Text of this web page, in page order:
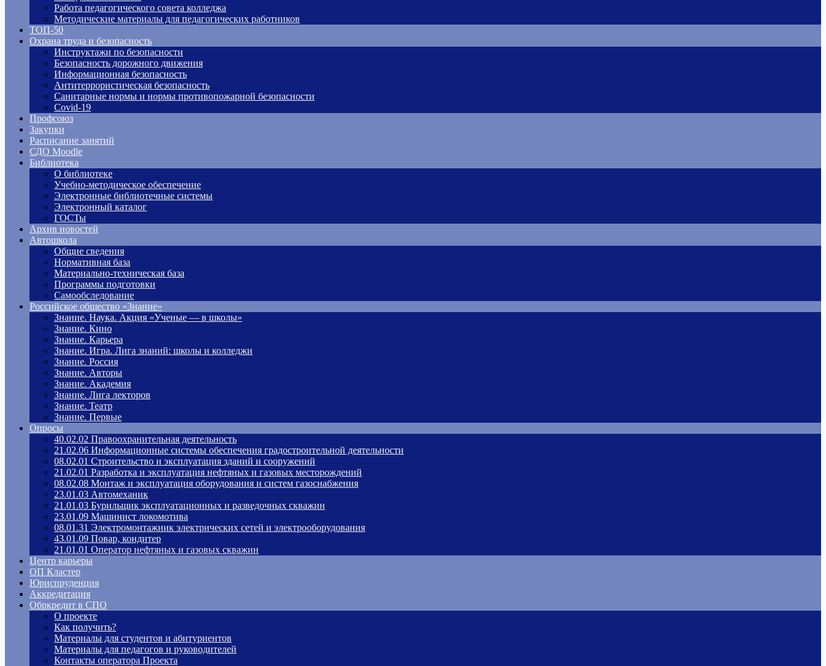
Работа педагогического совета колледжа
Методические материалы для педагогических работников
ТОП-50
Охрана труда и безопасность
Инструктажи по безопасности
Безопасность дорожного движения
Информационная безопасность
Антитеррористическая безопасность
Санитарные нормы и нормы противопожарной безопасности
Covid-19
Профсоюз
Закупки
Расписание занятий
СДО Moodle
Библиотека
О библиотеке
Учебно-методическое обеспечение
Электронные библиотечные системы
Электронный каталог
ГОСТы
Архив новостей
Автошкола
Общие сведения
Нормативная база
Материально-техническая база
Программы подготовки
Самообследование
Российское общество «Знание»
Знание. Наука. Акция «Ученые — в школы»
Знание. Кино
Знание. Карьера
Знание. Игра. Лига знаний: школы и колледжи
Знание. Россия
Знание. Авторы
Знание. Академия
Знание. Лига лекторов
Знание. Театр
Знание. Первые
Опросы
40.02.02 Правоохранительная деятельность
21.02.06 Информационные системы обеспечения градостроительной деятельности
08.02.01 Строительство и эксплуатация зданий и сооружений
21.02.01 Разработка и эксплуатация нефтяных и газовых месторождений
08.02.08 Монтаж и эксплуатация оборудования и систем газоснабжения
23.01.03 Автомеханик
21.01.03 Бурильщик эксплуатационных и разведочных скважин
23.01.09 Машинист локомотива
08.01.31 Электромонтажник электрических сетей и электрооборудования
43.01.09 Повар, кондитер
21.01.01 Оператор нефтяных и газовых скважин
Центр карьеры
ОП Кластер
Юриспруденция
Аккредитация
Обркредит в СПО
О проекте
Как получить?
Материалы для студентов и абитуриентов
Материалы для педагогов и руководителей
Контакты оператора Проекта